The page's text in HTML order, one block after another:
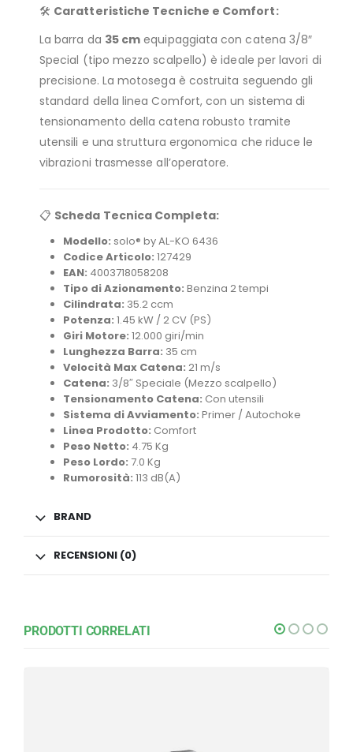
🛠️ Caratteristiche Tecniche e Comfort:
La barra da 35 cm equipaggiata con catena 3/8″
Special (tipo mezzo scalpello) è ideale per lavori di
precisione. La motosega è costruita seguendo gli
standard della linea Comfort, con un sistema di
tensionamento della catena robusto tramite
utensili e una struttura ergonomica che riduce le
vibrazioni trasmesse all’operatore.
📋 Scheda Tecnica Completa:
Modello: solo® by AL-KO 6436
Codice Articolo: 127429
EAN: 4003718058208
Tipo di Azionamento: Benzina 2 tempi
Cilindrata: 35.2 ccm
Potenza: 1.45 kW / 2 CV (PS)
Giri Motore: 12.000 giri/min
Lunghezza Barra: 35 cm
Velocità Max Catena: 21 m/s
Catena: 3/8″ Speciale (Mezzo scalpello)
Tensionamento Catena: Con utensili
Sistema di Avviamento: Primer / Autochoke
Linea Prodotto: Comfort
Peso Netto: 4.75 Kg
Peso Lordo: 7.0 Kg
Rumorosità: 113 dB(A)
BRAND
RECENSIONI (0)
PRODOTTI CORRELATI